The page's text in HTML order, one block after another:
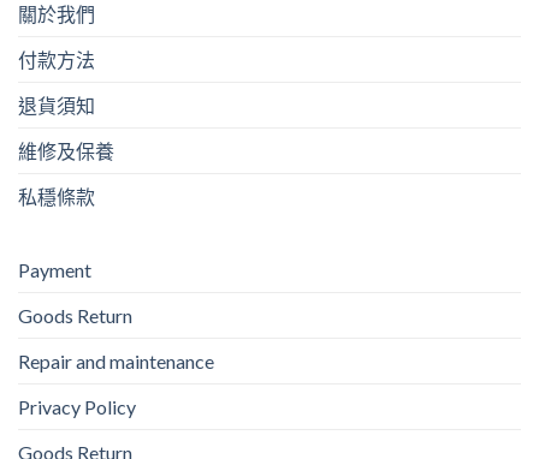
關於我們
付款方法
退貨須知
維修及保養
私穩條款
Payment
Goods Return
Repair and maintenance
Privacy Policy
Goods Return